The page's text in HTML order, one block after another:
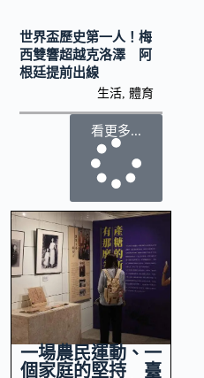
世界盃歷史第一人！梅
西雙響超越克洛澤 阿
根廷提前出線
生活 ,體育
看更多...
一場農民運動、一
個家庭的堅持 臺